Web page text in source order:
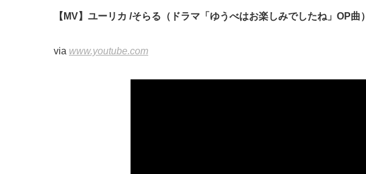
【MV】ユーリカ /そらる（ドラマ「ゆうべはお楽しみでしたね」OP曲）
via www.youtube.com